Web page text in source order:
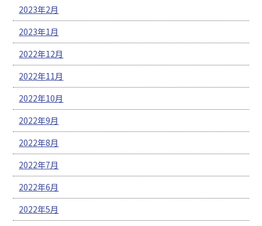
2023年2月
2023年1月
2022年12月
2022年11月
2022年10月
2022年9月
2022年8月
2022年7月
2022年6月
2022年5月